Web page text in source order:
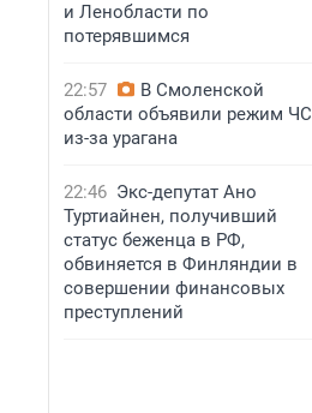
и Ленобласти по
потерявшимся
22:57
В Смоленской
области объявили режим ЧС
из-за урагана
22:46 Экс-депутат Ано
Туртиайнен, получивший
статус беженца в РФ,
обвиняется в Финляндии в
совершении финансовых
преступлений